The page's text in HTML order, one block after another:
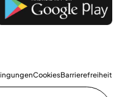
CookiesBarrierefreiheit